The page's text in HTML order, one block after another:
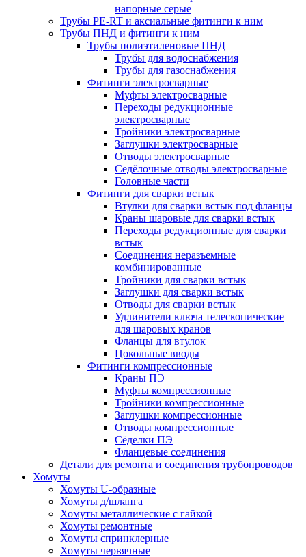
напорные серые
Трубы PE-RT и аксиальные фитинги к ним
Трубы ПНД и фитинги к ним
Трубы полиэтиленовые ПНД
Трубы для водоснабжения
Трубы для газоснабжения
Фитинги электросварные
Муфты электросварные
Переходы редукционные
электросварные
Тройники электросварные
Заглушки электросварные
Отводы электросварные
Седёлочные отводы электросварные
Головные части
Фитинги для сварки встык
Втулки для сварки встык под фланцы
Краны шаровые для сварки встык
Переходы редукционные для сварки
встык
Соединения неразъемные
комбинированные
Тройники для сварки встык
Заглушки для сварки встык
Отводы для сварки встык
Удлинители ключа телескопические
для шаровых кранов
Фланцы для втулок
Цокольные вводы
Фитинги компрессионные
Краны ПЭ
Муфты компрессионные
Тройники компрессионные
Заглушки компрессионные
Отводы компрессионные
Сёделки ПЭ
Фланцевые соединения
Детали для ремонта и соединения трубопроводов
Хомуты
Хомуты U-образные
Хомуты д/шланга
Хомуты металлические с гайкой
Хомуты ремонтные
Хомуты спринклерные
Хомуты червячные